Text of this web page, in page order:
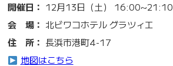
開催日： 12月13日（土） 16:00~21:10
会 場： 北ビワコホテル グラツィエ
住 所： 長浜市港町4-17
地図はこちら